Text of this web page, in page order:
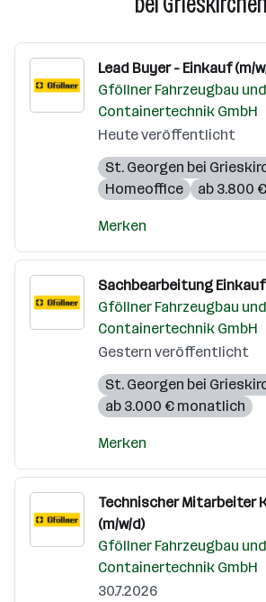
Lead Buyer - Einkauf (m/
Gföllner Fahrzeugbau und
Containertechnik GmbH
Heute veröffentlicht
St. Georgen bei
Homeoffice
ab 3.800
Merken
Sachbearbeitung Einkauf
Gföllner Fahrzeugbau und
Containertechnik GmbH
Gestern veröffentlicht
St. Georgen bei
ab 3.000 € monatlich
Merken
Technischer Mitarbeiter
(m/w/d)
Gföllner Fahrzeugbau und
Containertechnik GmbH
30.7.2026